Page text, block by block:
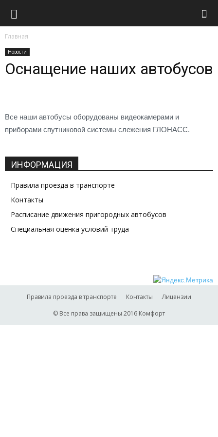
Транспорт
Главная
Новости
Оснащение наших автобусов
Все наши автобусы оборудованы видеокамерами и
приборами спутниковой системы слежения ГЛОНАСС.
ИНФОРМАЦИЯ
Правила проезда в транспорте
Контакты
Расписание движения пригородных автобусов
Специальная оценка условий труда
Правила проезда в транспорте Контакты
Лицензии
© Все права защищены 2016 Комфорт